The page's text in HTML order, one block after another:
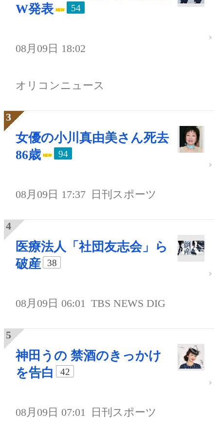
W発表
54
08月09日 18:02
オリコンニュース
女優の小川真由美さん死去
86歳
94
08月09日 17:37 日刊スポーツ
医療法人「社団友志会」ら
破産
38
08月09日 06:01 TBS NEWS DIG
神田うの 禁酒のきっかけ
を告白
42
08月09日 07:01 日刊スポーツ